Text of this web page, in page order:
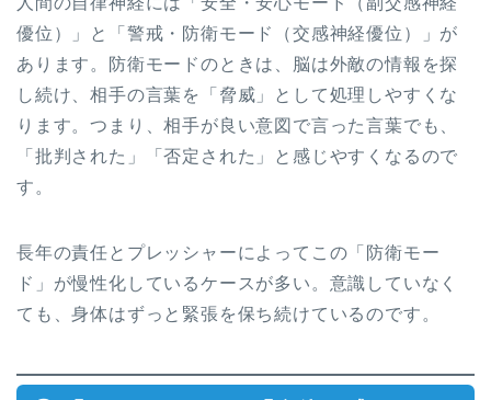
優位）」と「警戒・防衛モード（交感神経優位）」が
あります。防衛モードのときは、脳は外敵の情報を探
し続け、相手の言葉を「脅威」として処理しやすくな
ります。つまり、相手が良い意図で言った言葉でも、
「批判された」「否定された」と感じやすくなるので
す。
長年の責任とプレッシャーによってこの「防衛モー
ド」が慢性化しているケースが多い。意識していなく
ても、身体はずっと緊張を保ち続けているのです。